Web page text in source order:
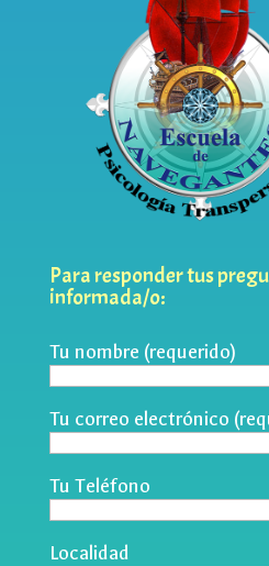
Para responder tus
informada/o:
Tu nombre (requerido)
Tu correo electrónico
Tu Teléfono
Localidad